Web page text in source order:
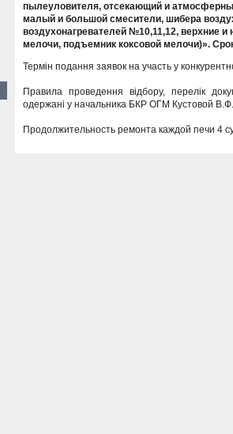
пылеуловителя, отсекающий и
малый и большой смесители, шибера
воздухонагревателей №10,11,12, верхние
мелочи, подъемник коксовой мелочи)».
Термін подання заявок на участь у
Правила проведення відбору, перелік
одержані у начальника БКР ОГМ Кустовой
Продолжительность ремонта каждой печи 4